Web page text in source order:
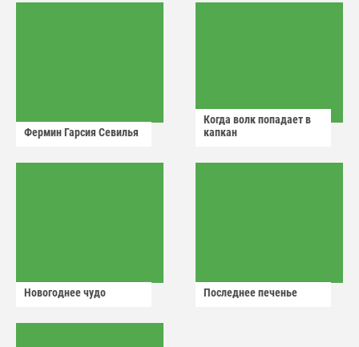
Фермин Гарсия Севилья
Когда волк попадает в
капкан
Новогоднее чудо Последнее печенье